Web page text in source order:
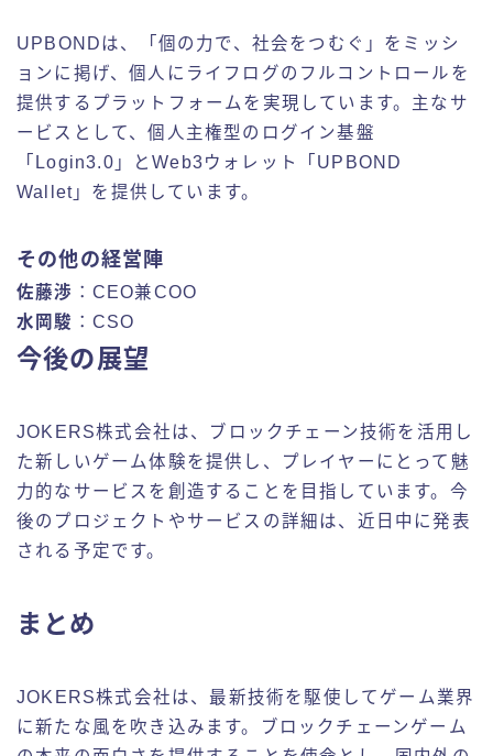
UPBONDは、「個の力で、社会をつむぐ」をミッシ
ョンに掲げ、個人にライフログのフルコントロールを
提供するプラットフォームを実現しています。主なサ
ービスとして、個人主権型のログイン基盤
「Login3.0」とWeb3ウォレット「UPBOND
Wallet」を提供しています。
その他の経営陣
佐藤渉 ：CEO兼COO
水岡駿 ：CSO
今後の展望
JOKERS株式会社は、ブロックチェーン技術を活用し
た新しいゲーム体験を提供し、プレイヤーにとって魅
力的なサービスを創造することを目指しています。今
後のプロジェクトやサービスの詳細は、近日中に発表
される予定です。
まとめ
JOKERS株式会社は、最新技術を駆使してゲーム業界
に新たな風を吹き込みます。ブロックチェーンゲーム